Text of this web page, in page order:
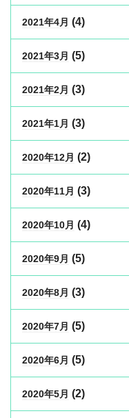
2021年4月 (4)
2021年3月 (5)
2021年2月 (3)
2021年1月 (3)
2020年12月 (2)
2020年11月 (3)
2020年10月 (4)
2020年9月 (5)
2020年8月 (3)
2020年7月 (5)
2020年6月 (5)
2020年5月 (2)